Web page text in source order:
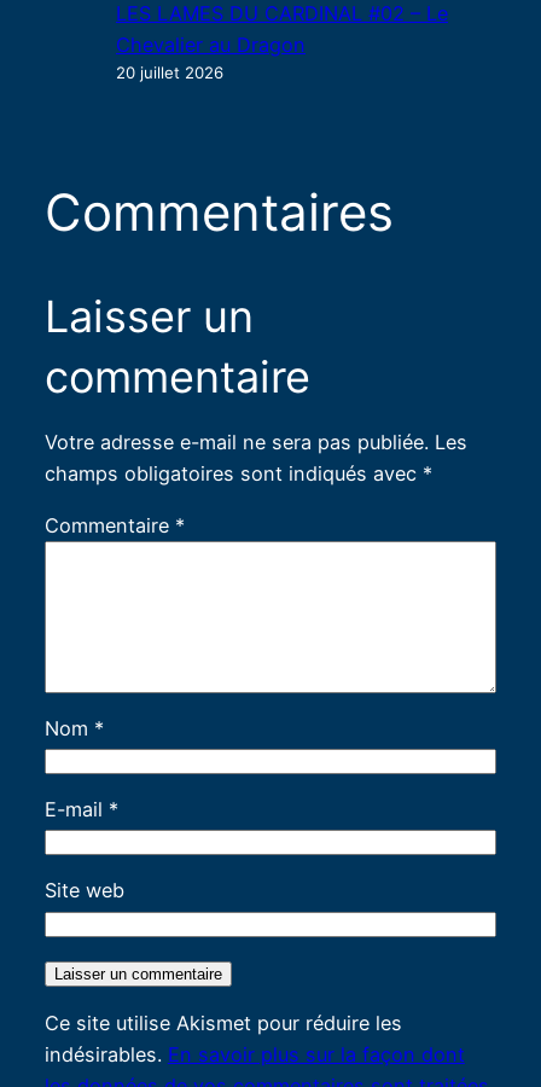
LES LAMES DU CARDINAL #02 – Le
Chevalier au Dragon
20 juillet 2026
Commentaires
Laisser un
commentaire
Votre adresse e-mail ne sera pas publiée. Les
champs obligatoires sont indiqués avec *
Commentaire *
Nom *
E-mail *
Site web
Ce site utilise Akismet pour réduire les
indésirables. En savoir plus sur la façon dont